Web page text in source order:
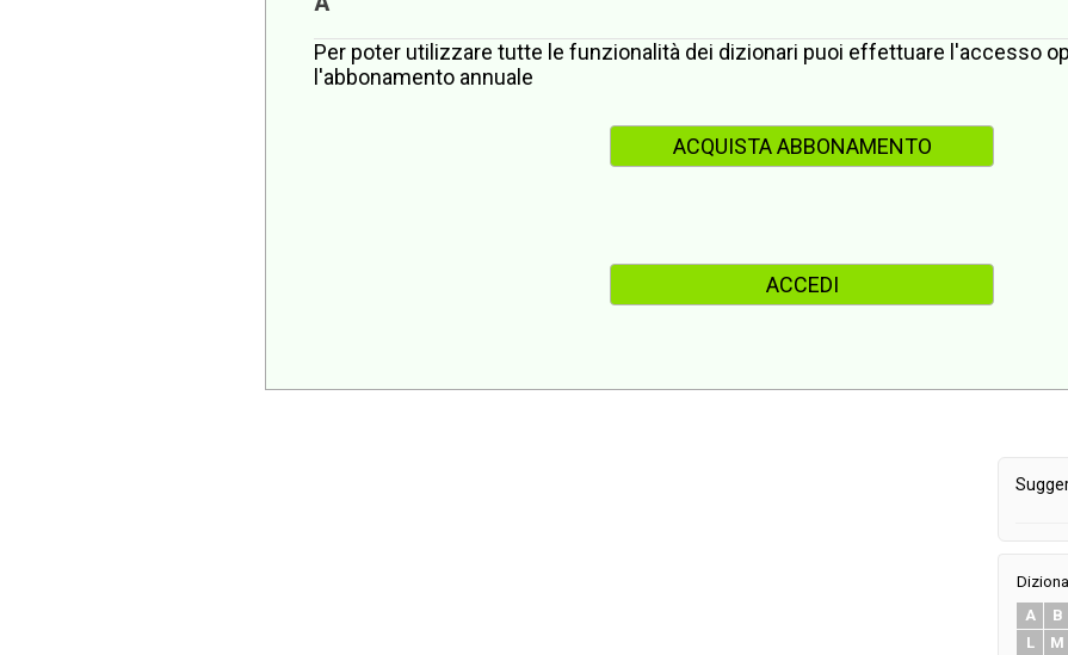
Per poter utilizzare tutte le funzionalità dei dizionari puoi effettuare l'accesso
l'abbonamento annuale
ACQUISTA ABBONAMENTO
ACCEDI
A
B
L
M